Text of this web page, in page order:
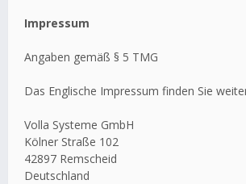
Impressum
Angaben gemäß § 5 TMG
Das Englische Impressum finden Sie
Volla Systeme GmbH
Kölner Straße 102
42897 Remscheid
Deutschland